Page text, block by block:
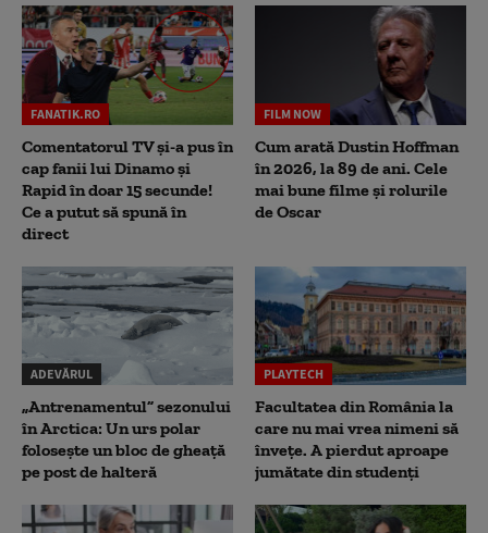
FANATIK.RO
Comentatorul TV și-a pus în
cap fanii lui Dinamo și
Rapid în doar 15 secunde!
Ce a putut să spună în
direct
FILM NOW
Cum arată Dustin Hoffman
în 2026, la 89 de ani. Cele
mai bune filme și rolurile
de Oscar
ADEVĂRUL
„Antrenamentul” sezonului
în Arctica: Un urs polar
folosește un bloc de gheață
pe post de halteră
PLAYTECH
Facultatea din România la
care nu mai vrea nimeni să
înveţe. A pierdut aproape
jumătate din studenţi